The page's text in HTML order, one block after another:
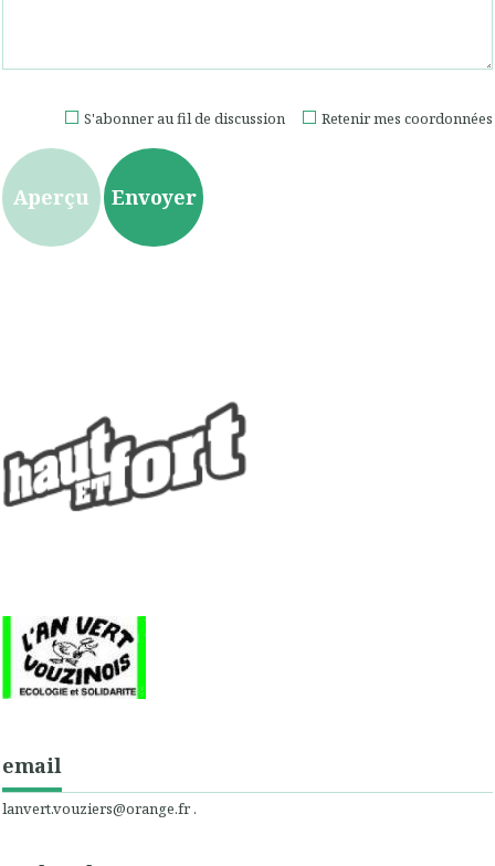
Retenir mes coordonnées
S'abonner au fil de discussion
email
lanvert.vouziers@orange.fr .